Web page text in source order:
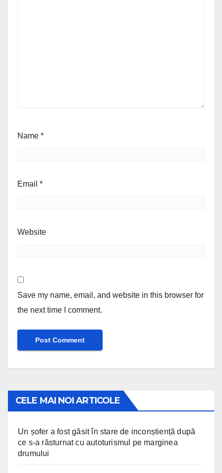
Name *
Email *
Website
Save my name, email, and website in this browser for
the next time I comment.
CELE MAI NOI ARTICOLE
Un șofer a fost găsit în stare de inconștiență după
ce s-a răsturnat cu autoturismul pe marginea
drumului